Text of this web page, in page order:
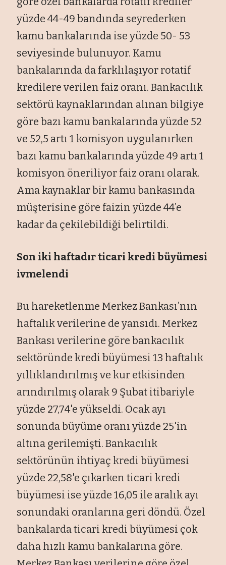
yüzde 44-49 bandında seyrederken
kamu bankalarında ise yüzde 50- 53
seviyesinde bulunuyor. Kamu
bankalarında da farklılaşıyor rotatif
kredilere verilen faiz oranı. Bankacılık
sektörü kaynaklarından alınan bilgiye
göre bazı kamu bankalarında yüzde 52
ve 52,5 artı 1 komisyon uygulanırken
bazı kamu bankalarında yüzde 49 artı 1
komisyon öneriliyor faiz oranı olarak.
Ama kaynaklar bir kamu bankasında
müşterisine göre faizin yüzde 44’e
kadar da çekilebildiği belirtildi.
Son iki haftadır ticari kredi büyümesi
ivmelendi
Bu hareketlenme Merkez Bankası’nın
haftalık verilerine de yansıdı. Merkez
Bankası verilerine göre bankacılık
sektöründe kredi büyümesi 13 haftalık
yıllıklandırılmış ve kur etkisinden
arındırılmış olarak 9 Şubat itibariyle
yüzde 27,74'e yükseldi. Ocak ayı
sonunda büyüme oranı yüzde 25'in
altına gerilemişti. Bankacılık
sektörünün ihtiyaç kredi büyümesi
yüzde 22,58'e çıkarken ticari kredi
büyümesi ise yüzde 16,05 ile aralık ayı
sonundaki oranlarına geri döndü. Özel
bankalarda ticari kredi büyümesi çok
daha hızlı kamu bankalarına göre.